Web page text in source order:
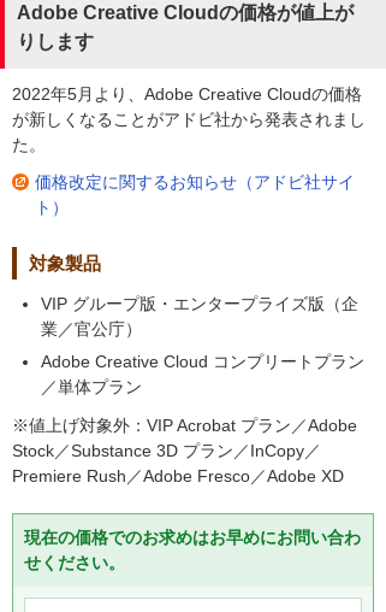
Adobe Creative Cloudの価格が値上が
りします
2022年5月より、Adobe Creative Cloudの価格
が新しくなることがアドビ社から発表されまし
た。
価格改定に関するお知らせ（アドビ社サイ
ト）
対象製品
VIP グループ版・エンタープライズ版（企
業／官公庁）
Adobe Creative Cloud コンプリートプラン
／単体プラン
※値上げ対象外：VIP Acrobat プラン／Adobe
Stock／Substance 3D プラン／InCopy／
Premiere Rush／Adobe Fresco／Adobe XD
現在の価格でのお求めはお早めにお問い合わ
せください。